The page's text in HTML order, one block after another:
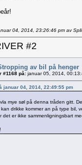
04, 2014, 23:26:46 pm av
#2
av bil på henger
#1168 på: januar 05, 2014,
januar 04, 2014, 22:49:55 pm
mye søl på denna tråden gitt.
drikke kommer an på type bil,
det er ikke sammenligningsbart